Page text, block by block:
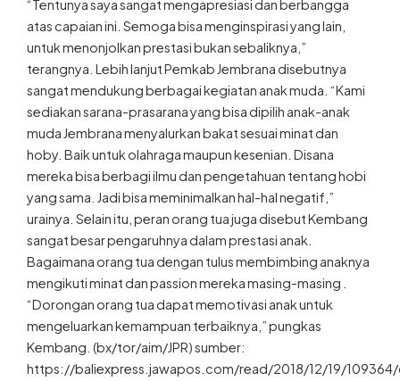
“Tentunya saya sangat mengapresiasi dan berbangga
atas capaian ini. Semoga bisa menginspirasi yang lain,
untuk menonjolkan prestasi bukan sebaliknya,”
terangnya. Lebih lanjut Pemkab Jembrana disebutnya
sangat mendukung berbagai kegiatan anak muda. “Kami
sediakan sarana-prasarana yang bisa dipilih anak-anak
muda Jembrana menyalurkan bakat sesuai minat dan
hoby. Baik untuk olahraga maupun kesenian. Disana
mereka bisa berbagi ilmu dan pengetahuan tentang hobi
yang sama. Jadi bisa meminimalkan hal-hal negatif,”
urainya. Selain itu, peran orang tua juga disebut Kembang
sangat besar pengaruhnya dalam prestasi anak.
Bagaimana orang tua dengan tulus membimbing anaknya
mengikuti minat dan passion mereka masing-masing .
“Dorongan orang tua dapat memotivasi anak untuk
mengeluarkan kemampuan terbaiknya,” pungkas
Kembang. (bx/tor/aim/JPR) sumber:
https://baliexpress.jawapos.com/read/2018/12/19/